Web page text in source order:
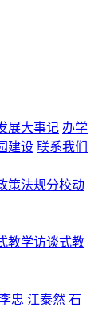
展大事记 办学
建设 联系我们
策法规分校动
教学访谈式教
忠 江泰然 石